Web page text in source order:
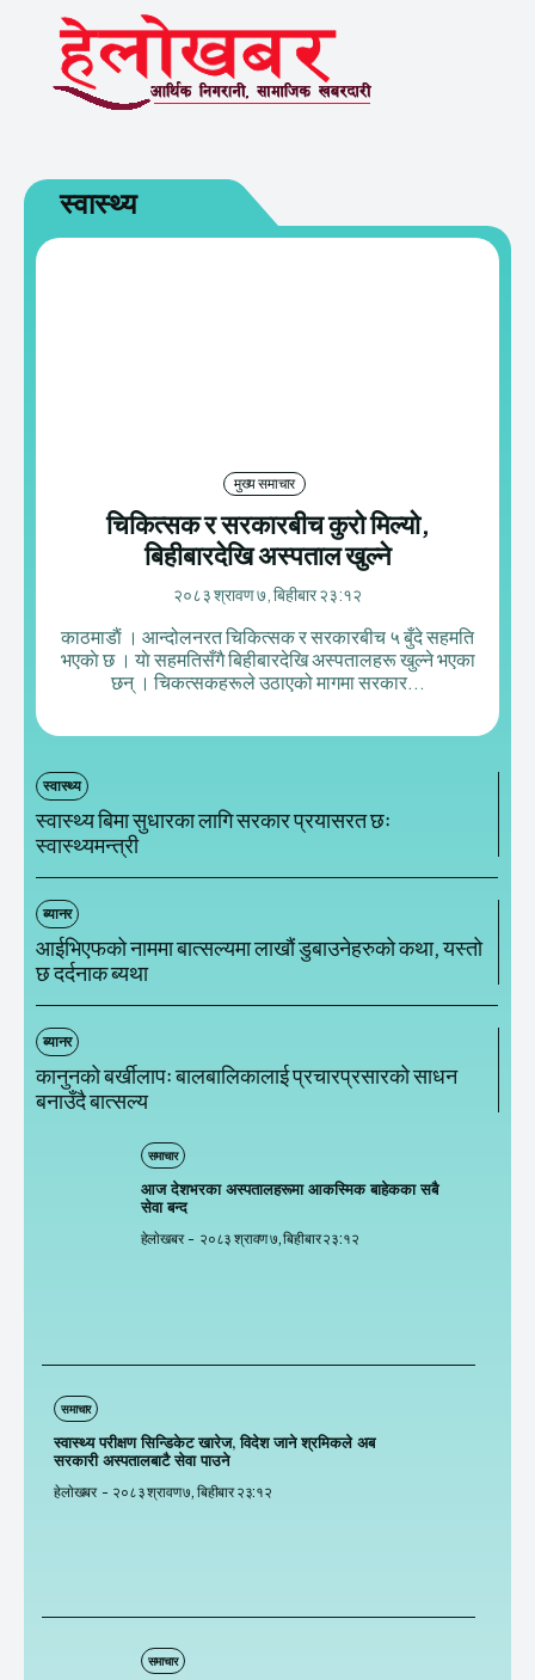
स्वास्थ्य
मुख्य समाचार
चिकित्सक र सरकारबीच कुरो मिल्यो,
बिहीबारदेखि अस्पताल खुल्ने
२०८३ श्रावण ७, बिहीबार २३:१२
काठमाडाैं । आन्दोलनरत चिकित्सक र सरकारबीच ५ बुँदे सहमति
भएकाे छ । याे सहमतिसँगै बिहीबारदेखि अस्पतालहरू खुल्ने भएका
छन् । चिकत्सकहरूले उठाएको मागमा सरकार...
स्वास्थ्य
स्वास्थ्य बिमा सुधारका लागि सरकार प्रयासरत छः
स्वास्थ्यमन्त्री
ब्यानर
आईभिएफको नाममा बात्सल्यमा लाखौं डुबाउनेहरुको कथा, यस्तो
छ दर्दनाक ब्यथा
ब्यानर
कानुनको बर्खीलापः बालबालिकालाई प्रचारप्रसारको साधन
बनाउँदै बात्सल्य
समाचार
आज देशभरका अस्पतालहरूमा आकस्मिक बाहेकका सबै
सेवा बन्द
हेलाेखबर - २०८३ श्रावण ७, बिहीबार २३:१२
समाचार
स्वास्थ्य परीक्षण सिन्डिकेट खारेज, विदेश जाने श्रमिकले अब
सरकारी अस्पतालबाटै सेवा पाउने
हेलाेखबर - २०८३ श्रावण ७, बिहीबार २३:१२
समाचार